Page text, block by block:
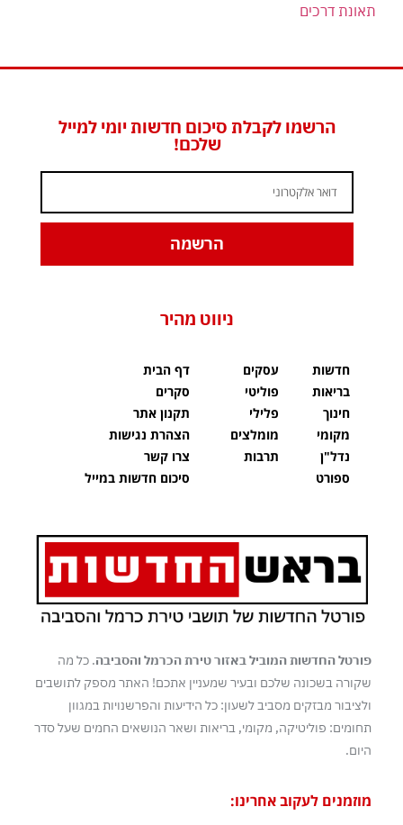
תאונת דרכים
הרשמו לקבלת סיכום חדשות יומי למייל
שלכם!
הרשמה
ניווט מהיר
חדשות
בריאות
חינוך
מקומי
נדל"ן
ספורט
עסקים
פוליטי
פלילי
מומלצים
תרבות
דף הבית
סקרים
תקנון אתר
הצהרת נגישות
צרו קשר
סיכום חדשות במייל
פורטל החדשות המוביל באזור טירת הכרמל והסביבה. כל מה
שקורה בשכונה שלכם ובעיר שמעניין אתכם! האתר מספק לתושבים
ולציבור מבזקים מסביב לשעון: כל הידיעות והפרשנויות במגוון
תחומים: פוליטיקה, מקומי, בריאות ושאר הנושאים החמים שעל סדר
היום.
מוזמנים לעקוב אחרינו: